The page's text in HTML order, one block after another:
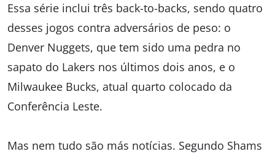
Essa série inclui três back-to-backs, sendo quatro
desses jogos contra adversários de peso: o
Denver Nuggets, que tem sido uma pedra no
sapato do Lakers nos últimos dois anos, e o
Milwaukee Bucks, atual quarto colocado da
Conferência Leste.
Mas nem tudo são más notícias. Segundo Shams